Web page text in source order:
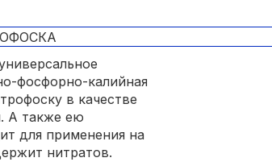
фосфорно-калийная
в качестве
А также ею
для применения на
нитратов.